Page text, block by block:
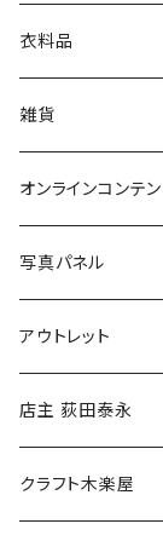
娯楽・エンターテイン
古書セット
美術
衣料品
POLEWARDS
Tシャツ
雑貨
バッグ
ブックカバー
マグカップ
傘
食料品
オンラインコンテ
冒険クロストーク
写真パネル
アウトレット
店主 荻田泰永
書籍
クラフト木楽屋